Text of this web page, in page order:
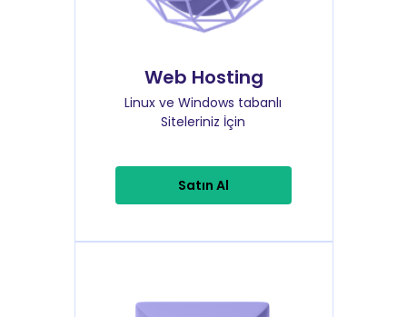
Web Hosting
Linux ve Windows tabanlı
Siteleriniz İçin
Satın Al